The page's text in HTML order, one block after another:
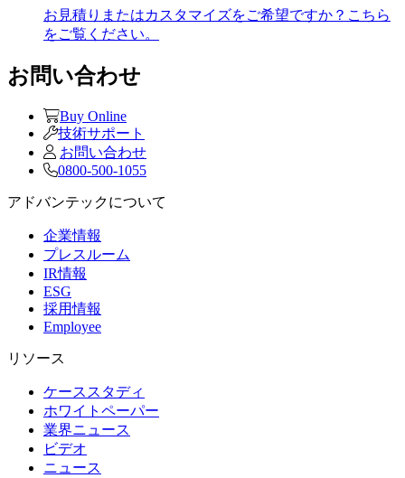
お見積りまたはカスタマイズをご希望ですか？こちら
をご覧ください。
お問い合わせ
Buy Online
技術サポート
お問い合わせ
0800-500-1055
アドバンテックについて
企業情報
プレスルーム
IR情報
ESG
採用情報
Employee
リソース
ケーススタディ
ホワイトペーパー
業界ニュース
ビデオ
ニュース